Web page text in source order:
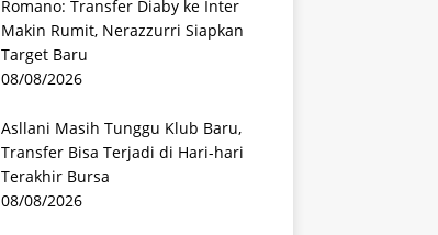
Romano: Transfer Diaby ke Inter
Makin Rumit, Nerazzurri Siapkan
Target Baru
08/08/2026
Asllani Masih Tunggu Klub Baru,
Transfer Bisa Terjadi di Hari-hari
Terakhir Bursa
08/08/2026